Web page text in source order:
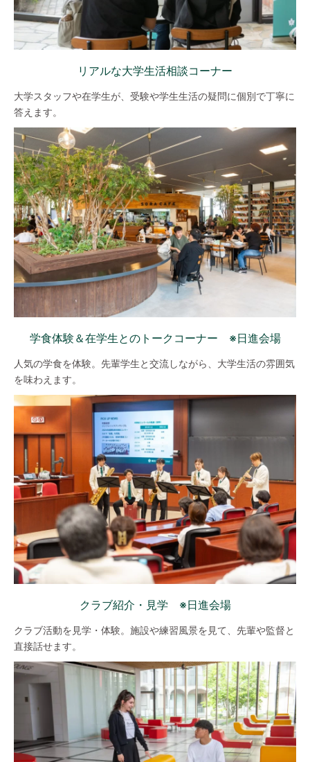
リアルな大学生活相談コーナー
大学スタッフや在学生が、受験や学生生活の疑問に個別で丁寧に
答えます。
学食体験＆在学生とのトークコーナー ※日進会場
人気の学食を体験。先輩学生と交流しながら、大学生活の雰囲気
を味わえます。
クラブ紹介・見学 ※日進会場
クラブ活動を見学・体験。施設や練習風景を見て、先輩や監督と
直接話せます。